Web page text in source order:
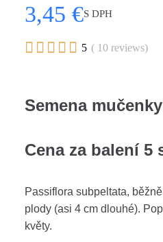
3,45 €S DPH
     5 ( 10 reviews)
Semena
Cena za balení 5
Passiflora subpeltata,
plody (asi 4 cm dlouhé).
květy.